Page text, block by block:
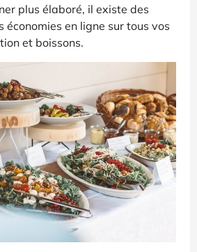
plus élaboré, il existe des
économies en ligne sur tous vos
et boissons.